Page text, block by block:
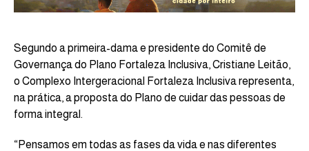
Segundo a primeira-dama e presidente do Comitê de
Governança do Plano Fortaleza Inclusiva, Cristiane Leitão,
o Complexo Intergeracional Fortaleza Inclusiva representa,
na prática, a proposta do Plano de cuidar das pessoas de
forma integral.
“Pensamos em todas as fases da vida e nas diferentes